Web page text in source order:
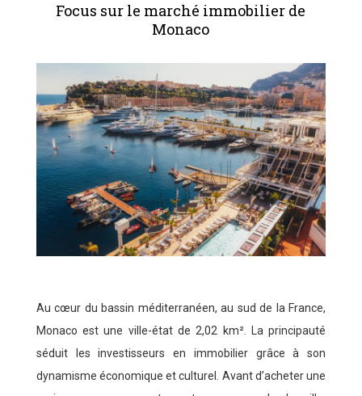
Focus sur le marché immobilier de
Monaco
Au cœur du bassin méditerranéen, au sud de la France,
Monaco est une ville-état de 2,02 km². La principauté
séduit les investisseurs en immobilier grâce à son
dynamisme économique et culturel. Avant d’acheter une